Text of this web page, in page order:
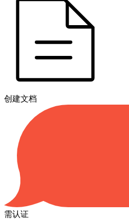
创建文档
需认证